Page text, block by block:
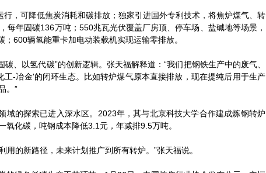
，可降低焦炭消耗和碳排放；独家引进国外专利技术，将焦炉煤气、转
每年固碳136万吨；550兆瓦光伏覆盖厂房顶、停车场、盐碱地等场景，
600辆氢能重卡加电动装载机实现运输零排放。
、以氢代碳”的创新逻辑。张天福解释道：“我们把钢铁生产中的废气、
工-冶金'的闭环生态。比如转炉煤气原本直接排放，现在提纯后用于生产
。”
的探索已进入深水区。2023年，其与北京科技大学合作建成炼钢转炉
化碳，吨钢成本降低3.1元，年减排9.5万吨。
的新路径，未来计划推广到所有转炉。”张天福说。